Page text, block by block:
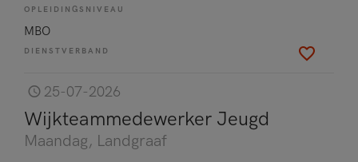
OPLEIDINGSNIVEAU
MBO
DIENSTVERBAND
25-07-2026
Wijkteammedewerker Jeugd
Maandag, Landgraaf